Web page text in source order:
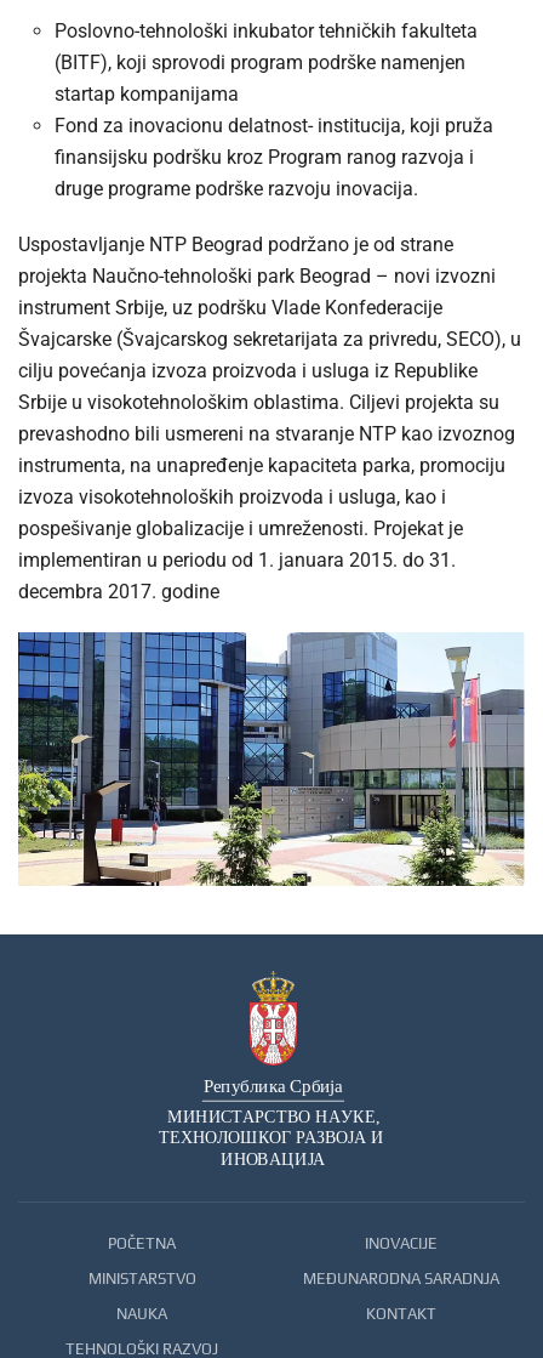
Poslovno-tehnološki inkubator tehničkih fakulteta
(BITF), koji sprovodi program podrške namenjen
startap kompanijama
Fond za inovacionu delatnost- institucija, koji pruža
finansijsku podršku kroz Program ranog razvoja i
druge programe podrške razvoju inovacija.
Uspostavljanje NTP Beograd podržano je od strane
projekta Naučno-tehnološki park Beograd – novi izvozni
instrument Srbije, uz podršku Vlade Konfederacije
Švajcarske (Švajcarskog sekretarijata za privredu, SECO), u
cilju povećanja izvoza proizvoda i usluga iz Republike
Srbije u visokotehnološkim oblastima. Ciljevi projekta su
prevashodno bili usmereni na stvaranje NTP kao izvoznog
instrumenta, na unapređenje kapaciteta parka, promociju
izvoza visokotehnoloških proizvoda i usluga, kao i
pospešivanje globalizacije i umreženosti. Projekat je
implementiran u periodu od 1. januara 2015. do 31.
decembra 2017. godine
POČETNA
MINISTARSTVO
NAUKA
TEHNOLOŠKI RAZVOJ
INOVACIJE
MEĐUNARODNA SARADNJA
KONTAKT